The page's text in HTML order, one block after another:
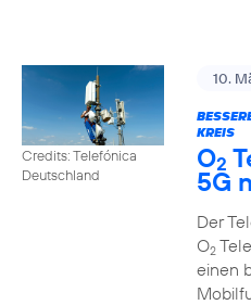
Credits: Telefónica
Deutschland
10.
KREIS
O2
5G
Der
O2
einen